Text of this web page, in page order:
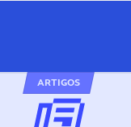
ARTIGOS